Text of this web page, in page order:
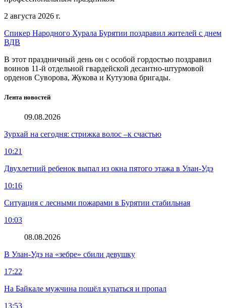
2 августа 2026 г.
Спикер Народного Хурала Бурятии поздравил жителей с днем
ВДВ
В этот праздничный день он с особой гордостью поздравил
воинов 11-й отдельной гвардейской десантно-штурмовой
орденов Суворова, Жукова и Кутузова бригады.
Лента новостей
09.08.2026
Зурхай на сегодня: стрижка волос –к счастью
10:21
Двухлетний ребенок выпал из окна пятого этажа в Улан-Удэ
10:16
Ситуация с лесными пожарами в Бурятии стабильная
10:03
08.08.2026
В Улан-Удэ на «зебре» сбили девушку
17:22
На Байкале мужчина пошёл купаться и пропал
13:53